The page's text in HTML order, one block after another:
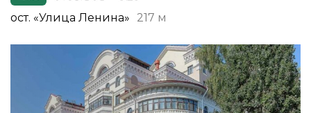
ост. «Улица Ленина» 217 м